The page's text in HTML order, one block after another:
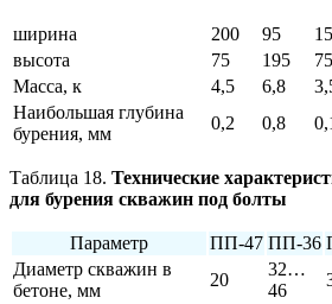
ширина 200 95
высота
75 195 75
Масса, к
4,5 6,8
Наибольшая глубина
бурения, мм
0,2 0,8
Таблица 18. Технические
для бурения скважин под болты
Параметр ПП-47 ПП-36
Диаметр скважин в
бетоне, мм
20
32…
46